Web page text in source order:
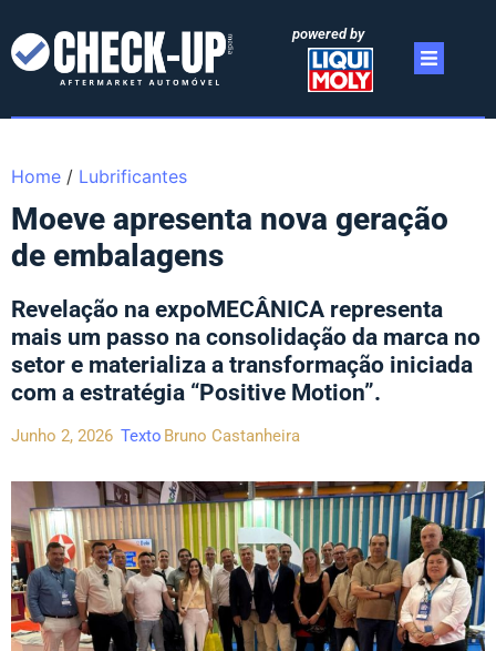
powered by
Home / Lubrificantes
Moeve apresenta nova geração
de embalagens
Revelação na expoMECÂNICA representa
mais um passo na consolidação da marca no
setor e materializa a transformação iniciada
com a estratégia “Positive Motion”.
Junho 2, 2026 Texto Bruno Castanheira